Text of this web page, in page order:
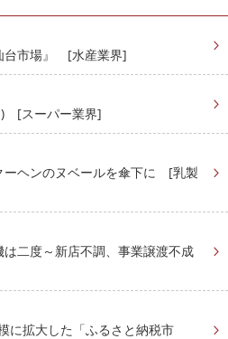
台市場』 [水産業界]
) [スーパー業界]
ーヘンのヌベールを傘下に [乳製
二度～新店不調、事業譲渡不成
に拡大した「ふるさと納税市